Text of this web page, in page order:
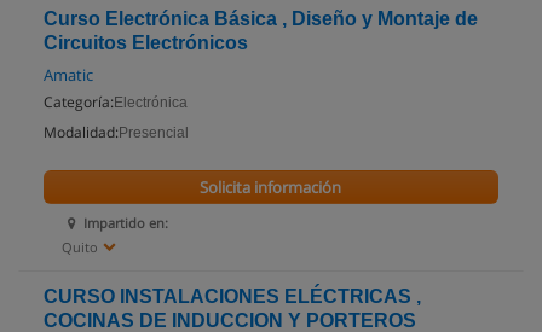
Curso Electrónica Básica , Diseño y Montaje de
Circuitos Electrónicos
Amatic
Categoría: Electrónica
Modalidad: Presencial
Impartido en:
Quito
Solicita información
CURSO INSTALACIONES ELÉCTRICAS ,
COCINAS DE INDUCCION Y PORTEROS